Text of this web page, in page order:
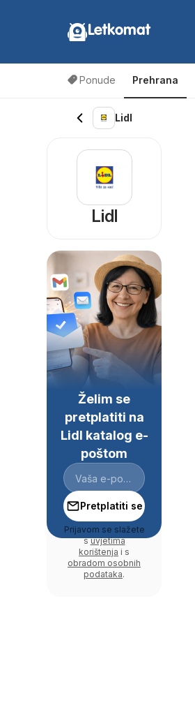
Letkomat
Ponude Prehrana
Lidl
Lidl
Želim se
pretplatiti na
Lidl katalog e-
poštom
Pretplatiti se
Prijavom se slažete
suvjetima
korištenja i s
obradom osobnih
podataka.